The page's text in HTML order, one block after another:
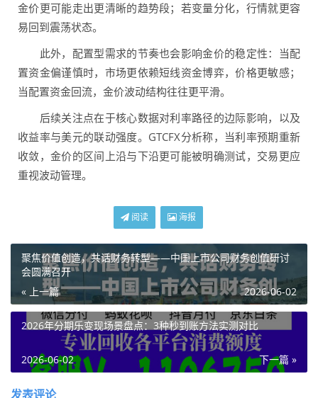
金价更可能走出更清晰的趋势段；若变量分化，行情就更容
易回到震荡状态。
此外，配置型需求的节奏也会影响金价的稳定性：当配
置资金偏谨慎时，市场更依赖短线资金博弈，价格更敏感；
当配置资金回流，金价波动结构往往更平滑。
后续关注点在于核心数据对利率路径的边际影响，以及
收益率与美元的联动强度。GTCFX分析称，当利率预期重新
收敛，金价的区间上沿与下沿更可能被明确测试，交易更应
重视波动管理。
阅读 海报
聚焦价值创造，共话财务转型——中国上市公司财务创值研讨
会圆满召开
« 上一篇
2026-06-02
2026年分期乐变现场景盘点：3种秒到账方法实测对比
下一篇 »
2026-06-02
发表评论